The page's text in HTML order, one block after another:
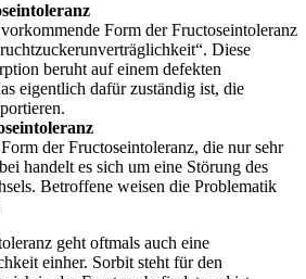
Form der Fructoseintoleranz
Diese
beruht auf einem defekten
eigentlich dafür zuständig ist, die
der Fructoseintoleranz, die nur sehr
handelt es sich um eine Störung des
Betroffene weisen die Problematik
geht oftmals auch eine
einher. Sorbit steht für den